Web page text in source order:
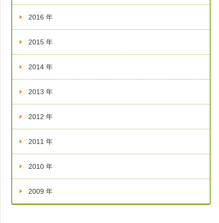
2016 年
2015 年
2014 年
2013 年
2012 年
2011 年
2010 年
2009 年